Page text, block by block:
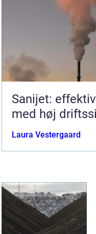
Sanijet:
med høj
Laura Vestergaard